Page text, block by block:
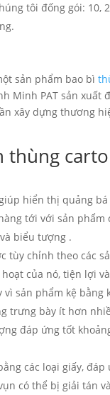
tôi đống gói: 10,
sản phẩm bao bì
Minh PAT sản
xây dựng thương
thùng
hiển thị quảng
tới với sản
biểu tượng .
tùy chỉnh theo các
của nó, tiện lợi
vì sản phẩm kệ bằng
trưng bày ít hơn
đáp ứng tốt
các loại giấy,
có thể bị giải tán